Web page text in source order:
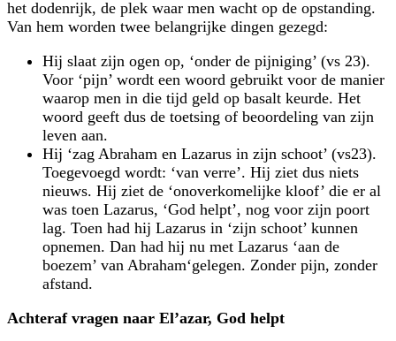
het dodenrijk, de plek waar men wacht op de opstanding.
Van hem worden twee belangrijke dingen gezegd:
Hij slaat zijn ogen op, ‘onder de pijniging’ (vs 23).
Voor ‘pijn’ wordt een woord gebruikt voor de manier
waarop men in die tijd geld op basalt keurde. Het
woord geeft dus de toetsing of beoordeling van zijn
leven aan.
Hij ‘zag Abraham en Lazarus in zijn schoot’ (vs23).
Toegevoegd wordt: ‘van verre’. Hij ziet dus niets
nieuws. Hij ziet de ‘onover­kome­lijke kloof’ die er al
was toen Lazarus, ‘God helpt’, nog voor zijn poort
lag. Toen had hij Lazarus in ‘zijn schoot’ kunnen
opnemen. Dan had hij nu met Lazarus ‘aan de
boezem’ van Abraham‘gelegen. Zonder pijn, zonder
afstand.
Achteraf vragen naar El’azar, God helpt